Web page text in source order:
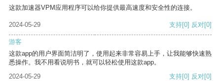
这款加速器VPM应用程序可以给你提供最高速度和安全性的连接。
2024-05-29 支持[0] 反对[0]
游客
这款app的用户界面简洁明了，使用起来非常容易上手，让我能够快速熟
悉操作。我不用看说明书，就可以轻松使用这款app。
2024-05-29
支持[0] 反对[0]